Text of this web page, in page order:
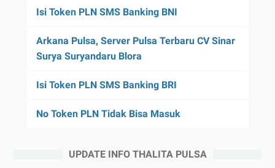
Isi Token PLN SMS Banking BNI
Arkana Pulsa, Server Pulsa Terbaru CV Sinar
Surya Suryandaru Blora
Isi Token PLN SMS Banking BRI
No Token PLN Tidak Bisa Masuk
UPDATE INFO THALITA PULSA